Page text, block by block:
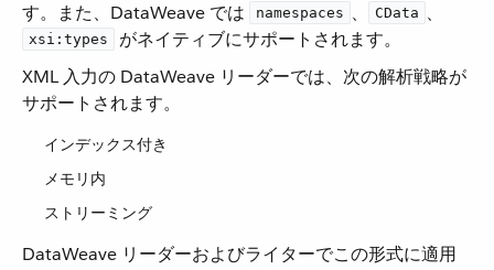
す。また、DataWeave では ​
namespaces ​、​ CData ​、​
xsi:types
​ がネイティブにサポートされます。
XML 入力の DataWeave リーダーでは、次の解析戦略が
サポートされます。
インデックス付き
メモリ内
ストリーミング
DataWeave リーダーおよびライターでこの形式に適用